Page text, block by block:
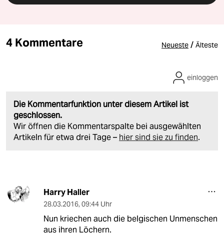
4 Kommentare Neueste / Älteste
Die Kommentarfunktion unter diesem Artikel ist
geschlossen.
Wir öffnen die Kommentarspalte bei ausgewählten
Artikeln für etwa drei Tage – hier sind sie zu finden.
einloggen
Harry Haller
28.03.2016, 09:44 Uhr
Nun kriechen auch die belgischen Unmenschen
aus ihren Löchern.